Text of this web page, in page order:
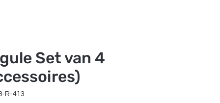
Set van 4
R-413